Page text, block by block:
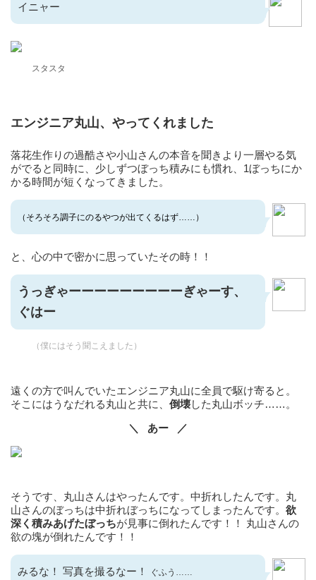
イニャー
スタスタ
エンジニア丸山、やってくれました
落花生作りの過酷さや小山さんの本音を聞きより一層やる気
がでると同時に、少しずつぼっち積みにも慣れ、1ぼっちにか
かる時間が短くなってきました。
（そろそろ調子にのるやつが出てくるはず……）
と、心の中で密かに思っていたその時！！
うっぎゃーーーーーーーーーぎゃーす、
ぐはー
（僕にはそう聞こえました）
遠くの方で叫んでいたエンジニア丸山に全員で駆け寄ると。
そこにはうなだれる丸山と共に、 倒壊した丸山ボッチ……。
＼ あー ／
そうです、丸山さんはやったんです。中折れしたんです。丸
山さんのぼっちは中折れぼっちになってしまったんです。 欲
深く積みあげたぼっちが見事に倒れたんです！！ 丸山さんの
欲の塊が倒れたんです！！
みるな！ 写真を撮るなー！ ぐふう……